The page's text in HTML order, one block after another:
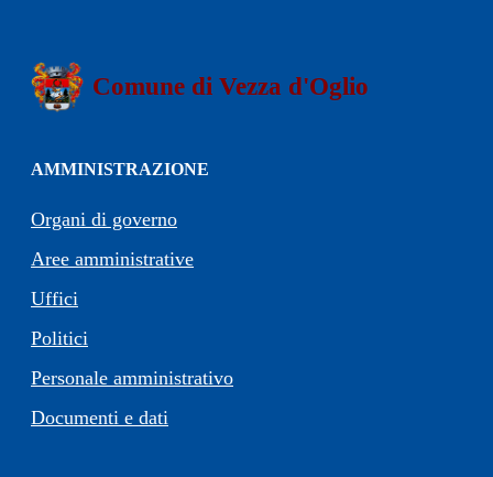
Comune di Vezza d'Oglio
AMMINISTRAZIONE
Organi di governo
Aree amministrative
Uffici
Politici
Personale amministrativo
Documenti e dati